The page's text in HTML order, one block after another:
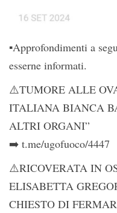
▪️Approfondimenti a
esserne informati.
⚠️TUMORE ALLE
ITALIANA BIANCA
ALTRI ORGANI”
➡️ t.me/ugofuoco/4447
⚠️RICOVERATA IN
ELISABETTA
CHIESTO DI